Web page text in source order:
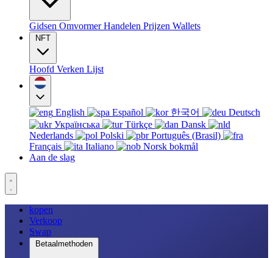
Gidsen OmvormerHandelen Prijzen Wallets
NFT
Hoofd Verken Lijst
English Español 한국어
Deutsch
Українська
Türkçe
Dansk
Nederlands
Polski
Português (Brasil)
Français
Italiano
Norsk bokmål
Aan de slag
kopen
Verkoop
Swap
Betaalmethoden